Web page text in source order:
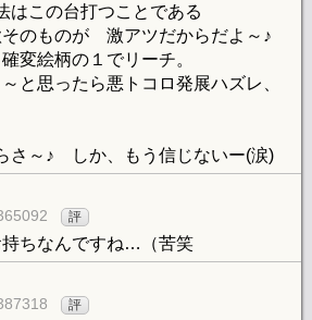
はこの台打つことである
のものが 激アツだからだよ～♪
変絵柄の１でリーチ。
と思ったら悪トコロ発展ハズレ、
さ～♪ しか、もう信じないー(涙)
評
ちなんですね…（苦笑
評